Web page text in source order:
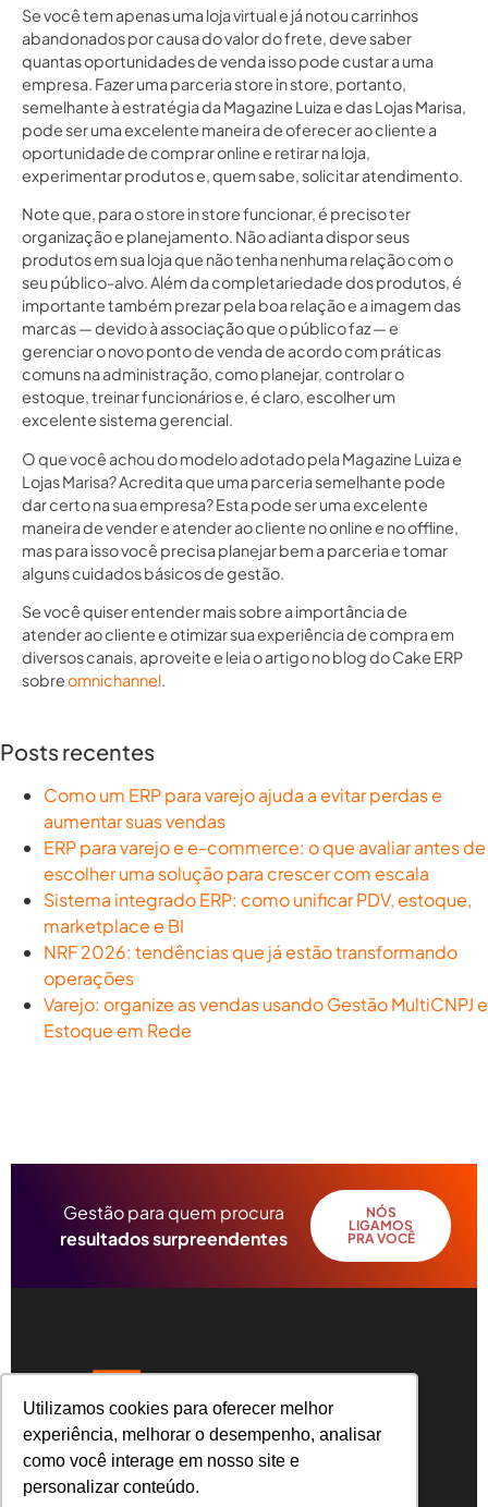
Utilizamos cookies para oferecer melhor
experiência, melhorar o desempenho, analisar
como você interage em nosso site e
personalizar conteúdo.
Utilizamos cookies para oferecer melhor
experiência, melhorar o desempenho, analisar
como você interage em nosso site e
personalizar conteúdo.
Se você tem apenas uma loja virtual e já notou carrinhos
abandonados por causa do valor do frete, deve saber
quantas oportunidades de venda isso pode custar a uma
empresa. Fazer uma parceria store in store, portanto,
semelhante à estratégia da Magazine Luiza e das Lojas Marisa,
pode ser uma excelente maneira de oferecer ao cliente a
oportunidade de comprar online e retirar na loja,
experimentar produtos e, quem sabe, solicitar atendimento.
Note que, para o store in store funcionar, é preciso ter
organização e planejamento. Não adianta dispor seus
produtos em sua loja que não tenha nenhuma relação com o
seu público-alvo. Além da completariedade dos produtos, é
importante também prezar pela boa relação e a imagem das
marcas — devido à associação que o público faz — e
gerenciar o novo ponto de venda de acordo com práticas
comuns na administração, como planejar, controlar o
estoque, treinar funcionários e, é claro, escolher um
excelente sistema gerencial.
O que você achou do modelo adotado pela Magazine Luiza e
Lojas Marisa? Acredita que uma parceria semelhante pode
dar certo na sua empresa? Esta pode ser uma excelente
maneira de vender e atender ao cliente no online e no offline,
mas para isso você precisa planejar bem a parceria e tomar
alguns cuidados básicos de gestão.
Se você quiser entender mais sobre a importância de
atender ao cliente e otimizar sua experiência de compra em
diversos canais, aproveite e leia o artigo no blog do Cake ERP
sobreomnichannel.
Posts recentes
Como um ERP para varejo ajuda a evitar perdas e
aumentar suas vendas
ERP para varejo e e-commerce: o que avaliar antes de
escolher uma solução para crescer com escala
Sistema integrado ERP: como unificar PDV, estoque,
marketplace e BI
NRF 2026: tendências que já estão transformando
operações
Varejo: organize as vendas usando Gestão MultiCNPJ e
Estoque em Rede
Gestão para quem procura
resultados surpreendentes
NÓS
LIGAMOS
PRA VOCÊ
R. Angelo Michelin, 31 – Universitário, Caxias
do Sul – RS, CEP 95041-050